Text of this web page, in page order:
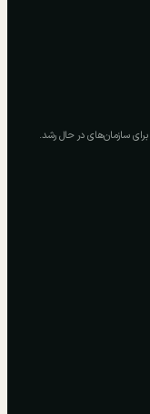
سازمان‌های در حال رشد.